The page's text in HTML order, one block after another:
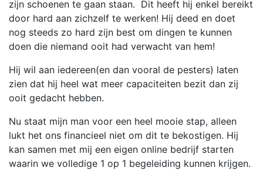
zijn schoenen te gaan staan. Dit heeft hij enkel bereikt
door hard aan zichzelf te werken! Hij deed en doet
nog steeds zo hard zijn best om dingen te kunnen
doen die niemand ooit had verwacht van hem!
Hij wil aan iedereen(en dan vooral de pesters) laten
zien dat hij heel wat meer capaciteiten bezit dan zij
ooit gedacht hebben.
Nu staat mijn man voor een heel mooie stap, alleen
lukt het ons financieel niet om dit te bekostigen. Hij
kan samen met mij een eigen online bedrijf starten
waarin we volledige 1 op 1 begeleiding kunnen krijgen.